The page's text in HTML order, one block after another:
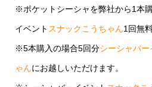
※ポケットシーシャを弊社から1本
イベント スナックこうちゃん1回無
※5本購入の場合5回分シーシャバー
ゃんにお越しいただけます。